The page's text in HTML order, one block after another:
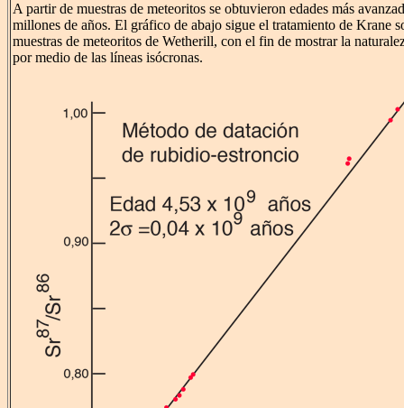
A partir de muestras de meteoritos se obtuvieron edades más
millones de años. El gráfico de abajo sigue el tratamiento de Krane
muestras de meteoritos de Wetherill, con el fin de mostrar la
por medio de las líneas isócronas.